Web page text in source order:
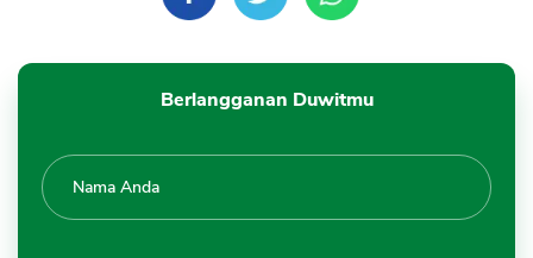
Berlangganan Duwitmu